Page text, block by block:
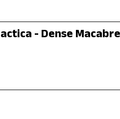
- Dense Macabre